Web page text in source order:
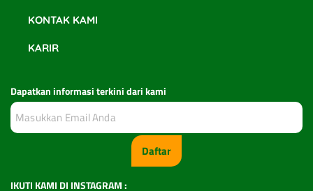
KONTAK KAMI
KARIR
Dapatkan informasi terkini dari kami
Daftar
IKUTI KAMI DI INSTAGRAM :